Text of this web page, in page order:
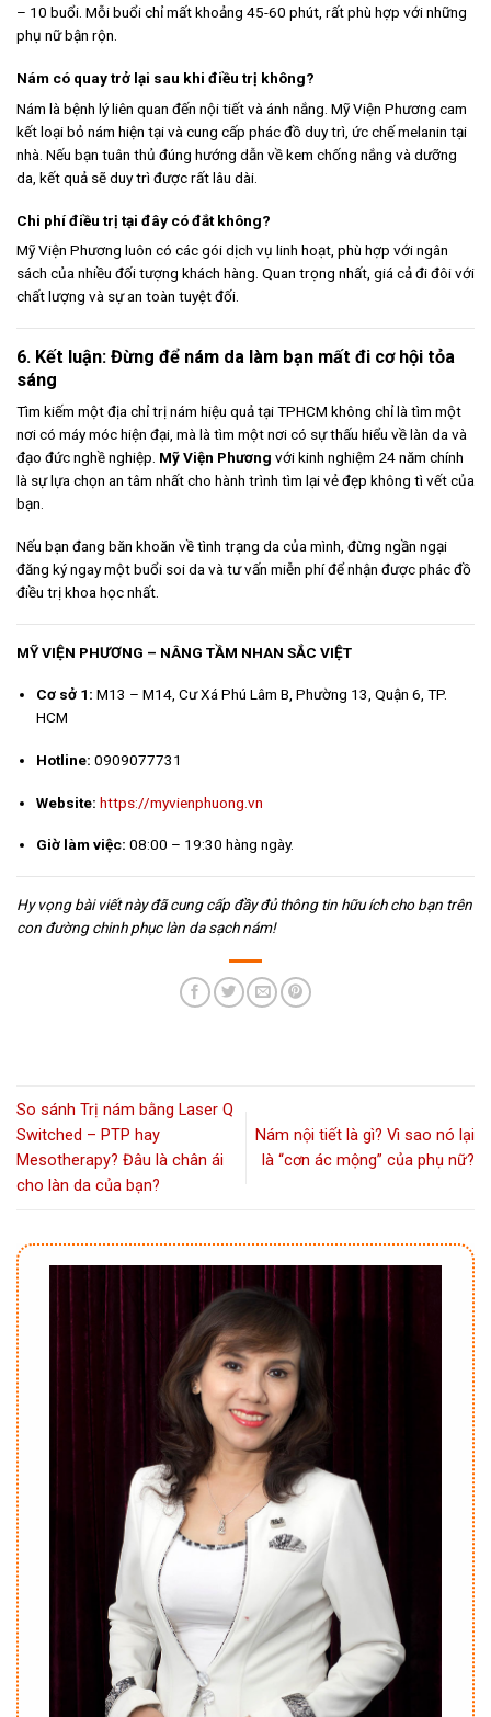
– 10 buổi. Mỗi buổi chỉ mất khoảng 45-60 phút, rất phù hợp với những
phụ nữ bận rộn.
Nám có quay trở lại sau khi điều trị không?
Nám là bệnh lý liên quan đến nội tiết và ánh nắng. Mỹ Viện Phương cam
kết loại bỏ nám hiện tại và cung cấp phác đồ duy trì, ức chế melanin tại
nhà. Nếu bạn tuân thủ đúng hướng dẫn về kem chống nắng và dưỡng
da, kết quả sẽ duy trì được rất lâu dài.
Chi phí điều trị tại đây có đắt không?
Mỹ Viện Phương luôn có các gói dịch vụ linh hoạt, phù hợp với ngân
sách của nhiều đối tượng khách hàng. Quan trọng nhất, giá cả đi đôi với
chất lượng và sự an toàn tuyệt đối.
6. Kết luận: Đừng để nám da làm bạn mất đi cơ hội tỏa
sáng
Tìm kiếm một địa chỉ trị nám hiệu quả tại TPHCM không chỉ là tìm một
nơi có máy móc hiện đại, mà là tìm một nơi có sự thấu hiểu về làn da và
đạo đức nghề nghiệp. Mỹ Viện Phương với kinh nghiệm 24 năm chính
là sự lựa chọn an tâm nhất cho hành trình tìm lại vẻ đẹp không tì vết của
bạn.
Nếu bạn đang băn khoăn về tình trạng da của mình, đừng ngần ngại
đăng ký ngay một buổi soi da và tư vấn miễn phí để nhận được phác đồ
điều trị khoa học nhất.
MỸ VIỆN PHƯƠNG – NÂNG TẦM NHAN SẮC VIỆT
Cơ sở 1: M13 – M14, Cư Xá Phú Lâm B, Phường 13, Quận 6, TP.
HCM
Hotline: 0909077731
Website: https://myvienphuong.vn
Giờ làm việc: 08:00 – 19:30 hàng ngày.
Hy vọng bài viết này đã cung cấp đầy đủ thông tin hữu ích cho bạn trên
con đường chinh phục làn da sạch nám!
So sánh Trị nám bằng Laser Q
Switched – PTP hay
Mesotherapy? Đâu là chân ái
cho làn da của bạn?
Nám nội tiết là gì? Vì sao nó lại
là “cơn ác mộng” của phụ nữ?